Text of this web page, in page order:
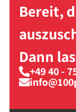
Bereit,
Dann
+49 40 -